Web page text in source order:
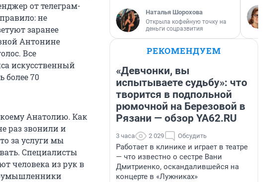
от телеграм-
не
заранее
Антонине
Все
искусственный
более 70
Анатолию. Как
раз звонили и
за услуги мы
Специалисты
человека из рук в
Наталья Шорохова
Открыла кофейную точку на
деньги соцразвития
РЕКОМЕНДУЕМ
«Девчонки, вы
испытываете судьбу»: что
творится в подпольной
рюмочной на Березовой в
Рязани — обзор YA62.RU
3 часа 2 029 Обсудить
Работает в клинике и играет в театре
— что известно о сестре Вани
Дмитриенко, оскандалившейся на
концерте в «Лужниках»